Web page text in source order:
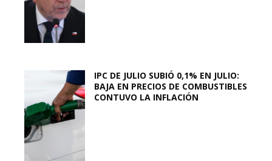
IPC DE JULIO SUBIÓ 0,1% EN JULIO:
BAJA EN PRECIOS DE COMBUSTIBLES
CONTUVO LA INFLACIÓN